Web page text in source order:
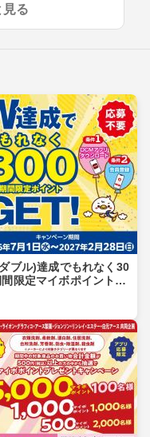
見る
ブル)達成でもれなく30
限定マイボポイントG